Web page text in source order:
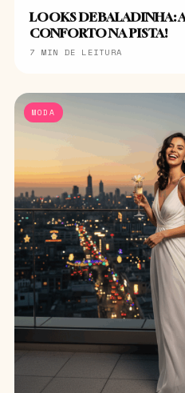
LOOKS DE BALADINHA:
CONFORTO NA PISTA!
7 MIN DE LEITURA
MODA